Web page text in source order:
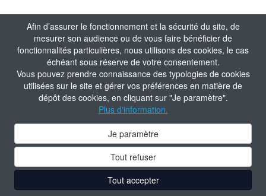
Afin d’assurer le fonctionnement et la sécurité du site, de
mesurer son audience ou de vous faire bénéficier de
fonctionnalités particulières, nous utilisons des cookies, le cas
échéant sous réserve de votre consentement.
Vous pouvez prendre connaissance des typologies de cookies
utilisées sur le site et gérer vos préférences en matière de
dépôt des cookies, en cliquant sur "Je paramètre".
Plus d'information.
Je paramètre
Tout refuser
Tout accepter